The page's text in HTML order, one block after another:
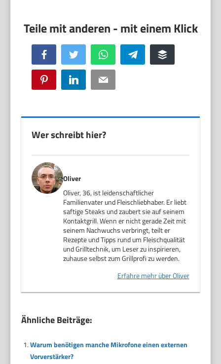
Facebook Twitter WhatsApp Telegram Buffer
Pinterest LinkedIn Email
Wer schreibt hier?
Oliver
Oliver, 36, ist leidenschaftlicher
Familienvater und Fleischliebhaber. Er liebt
saftige Steaks und zaubert sie auf seinem
Kontaktgrill. Wenn er nicht gerade Zeit mit
seinem Nachwuchs verbringt, teilt er
Rezepte und Tipps rund um Fleischqualität
und Grilltechnik, um Leser zu inspirieren,
zuhause selbst zum Grillprofi zu werden.
Erfahre mehr über Oliver
Ähnliche Beiträge:
Warum benötigen manche Mikrofone einen externen
Vorverstärker?